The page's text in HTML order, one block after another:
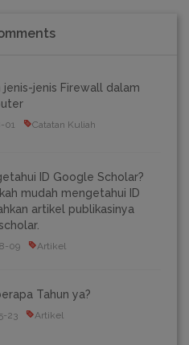
jenis-jenis Firewall dalam
01 Catatan Kuliah
ID Google Scholar?
mudah mengetahui ID
artikel publikasinya
09 Artikel
Tahun ya?
23 Artikel